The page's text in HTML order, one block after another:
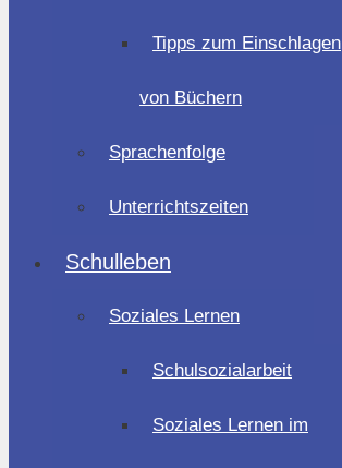
Tipps zum Einschlagen
von Büchern
Sprachenfolge
Unterrichtszeiten
Schulleben
Soziales Lernen
Schulsozialarbeit
Soziales Lernen im